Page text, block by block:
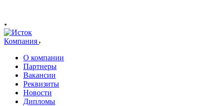
Компания
О компании
Партнеры
Вакансии
Реквизиты
Новости
Дипломы